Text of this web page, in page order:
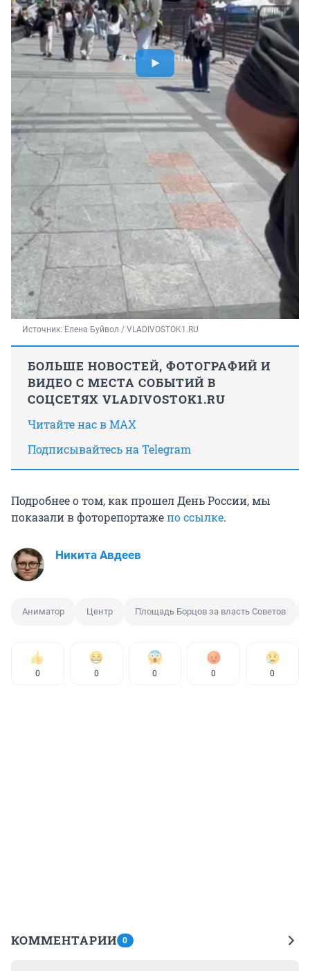
Источник: Елена Буйвол / VLADIVOSTOK1.RU
БОЛЬШЕ НОВОСТЕЙ, ФОТОГРАФИЙ И
ВИДЕО С МЕСТА СОБЫТИЙ В
СОЦСЕТЯХ VLADIVOSTOK1.RU
Читайте нас в MAX
Подписывайтесь на Telegram
Подробнее о том, как прошел День России, мы
показали в фоторепортажепо ссылке.
Никита Авдеев
Аниматор Центр Площадь Борцов за власть Советов
0 0 0 0 0
КОММЕНТАРИИ 0